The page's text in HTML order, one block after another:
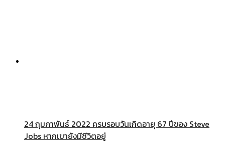
24 กุมภาพันธ์ 2022 ครบรอบวันเกิดอายุ 67 ปีของ Steve
Jobs หากเขายังมีชีวิตอยู่